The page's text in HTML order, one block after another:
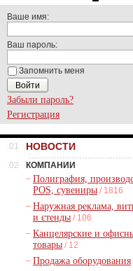
Ваше имя:
Ваш пароль:
Запомнить меня
Забыли пароль?
Регистрация
.01 НОВОСТИ
.02
КОМПАНИИ
– Полиграфия,
POS, сувениры / 1816
– Наружная реклама,
и стенды / 106
– Канцелярские и
товары / 12
– Продажа оборудования